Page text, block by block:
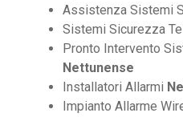
Assistenza Sistemi
Sistemi Sicurezza
Pronto Intervento
Nettunense
Installatori Allarmi
Impianto Allarme